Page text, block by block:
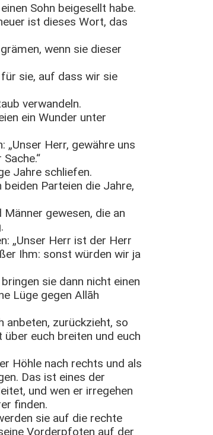
Sohn beigesellt habe.
ist dieses Wort, das
wenn sie dieser
sie, auf dass wir sie
verwandeln.
ein Wunder unter
Herr, gewähre uns
Jahre schliefen.
Parteien die Jahre,
gewesen, die an
„Unser Herr ist der Herr
Ihm: sonst würden wir ja
sie dann nicht einen
Lüge gegen Allāh
anbeten, zurückzieht, so
euch breiten und euch
Höhle nach rechts und als
Das ist eines der
und wen er irregehen
finden.
sie auf die rechte
Vorderpfoten auf der